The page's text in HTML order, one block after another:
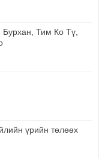
Бурхан, Тим Ко Тү,
үрийн төлөөх